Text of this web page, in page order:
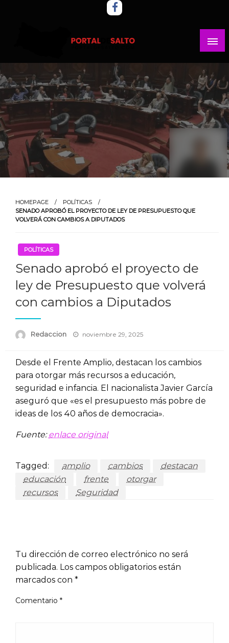
Portal del Salto
Noticias del norte del país.
HOMEPAGE
POLÍTICAS
SENADO APROBÓ EL PROYECTO DE LEY DE PRESUPUESTO QUE
VOLVERÁ CON CAMBIOS A DIPUTADOS
POLÍTICAS
Senado aprobó el proyecto de
ley de Presupuesto que volverá
con cambios a Diputados
Redaccion
Posted
noviembre 29, 2025
Desde el Frente Amplio, destacan los cambios
para otorgar más recursos a educación,
seguridad e infancia. El nacionalista Javier García
aseguró que «es el presupuesto más pobre de
ideas de los 40 años de democracia».
Fuente:enlace original
Tagged: amplio cambios
destacan
educación
frente
otorgar
recursos
Seguridad
Tu dirección de correo electrónico no será
publicada. Los campos obligatorios están
marcados con *
Comentario *